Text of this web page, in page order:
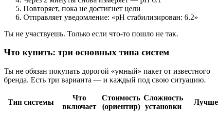
Повторяет, пока не достигнет цели
Отправляет уведомление: «pH стабилизирован: 6.2»
Ты не участвуешь. Только если что-то пошло не так.
Что купить: три основных типа систем
Ты не обязан покупать дорогой «умный» пакет от известного
бренда. Есть три варианта — и каждый под свою ситуацию.
Тип системы
Что
включает
Стоимость
(ориентир)
Сложность
установки
Лучше